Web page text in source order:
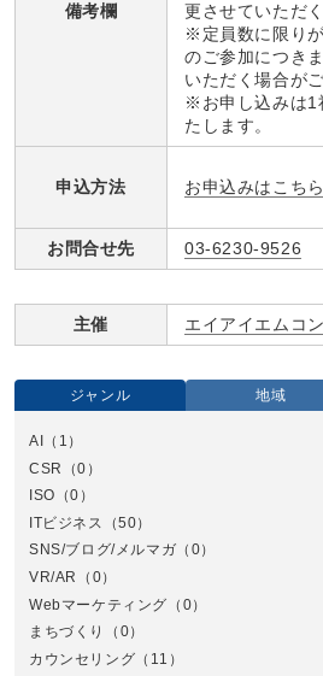
備考欄
更させていただ
※定員数に限り
のご参加につき
いただく場合が
※お申し込みは1
たします。
申込方法 お申込みはこちら
お問合せ先 03-6230-9526
主催 エイアイエムコ
ジャンル 地域
AI
（1）
CSR
（0）
ISO （0）
ITビジネス
（50）
SNS/ブログ/メルマガ （0）
VR/AR
（0）
Webマーケティング （0）
まちづくり
（0）
カウンセリング （11）